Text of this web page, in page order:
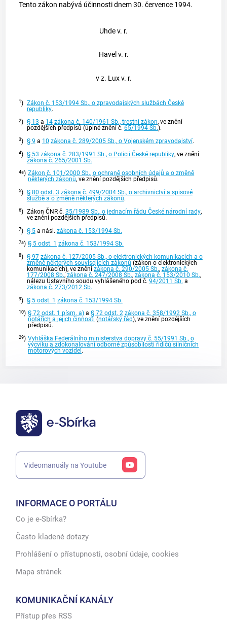
Tento zákon nabývá účinnosti dnem 30. července 1994.
Uhde v. r.
Havel v. r.
v z. Lux v. r.
1) Zákon č. 153/1994 Sb., o zpravodajských službách České
republiky.
2) § 13 a 14 zákona č. 140/1961 Sb., trestní zákon, ve znění
pozdějších předpisů (úplné znění č. 65/1994 Sb.).
3) § 9 a 10 zákona č. 289/2005 Sb., o Vojenském zpravodajství.
4) § 53 zákona č. 283/1991 Sb., o Policii České republiky, ve znění
zákona č. 265/2001 Sb.
4a) Zákon č. 101/2000 Sb., o ochraně osobních údajů a o změně
některých zákonů, ve znění pozdějších předpisů.
5) § 80 odst. 3 zákona č. 499/2004 Sb., o archivnictví a spisové
službě a o změně některých zákonů.
6) Zákon ČNR č. 35/1989 Sb., o jednacím řádu České národní rady,
ve znění pozdějších předpisů.
7) § 5a násl. zákona č. 153/1994 Sb.
7a) § 5 odst. 1 zákona č. 153/1994 Sb.
8) § 97 zákona č. 127/2005 Sb., o elektronických komunikacích a o
změně některých souvisejících zákonů (zákon o elektronických
komunikacích), ve znění zákona č. 290/2005 Sb., zákona č.
177/2008 Sb., zákona č. 247/2008 Sb., zákona č. 153/2010 Sb.,
nálezu Ústavního soudu vyhlášeného pod č. 94/2011 Sb. a
zákona č. 273/2012 Sb.
9) § 5 odst. 1 zákona č. 153/1994 Sb.
10) § 72 odst. 1 písm. a) a§ 72 odst. 2 zákona č. 358/1992 Sb., o
notářích a jejich činnosti (notářský řád), ve znění pozdějších
předpisů.
29) Vyhláška Federálního ministerstva dopravy č. 55/1991 Sb., o
výcviku a zdokonalování odborné způsobilosti řidičů silničních
motorových vozidel .
Videomanuály na Youtube
INFORMACE O PORTÁLU
Co je e-Sbírka?
Často kladené dotazy
Prohlášení o přístupnosti, osobní údaje, cookies
Mapa stránek
KOMUNIKAČNÍ KANÁLY
Přístup přes RSS